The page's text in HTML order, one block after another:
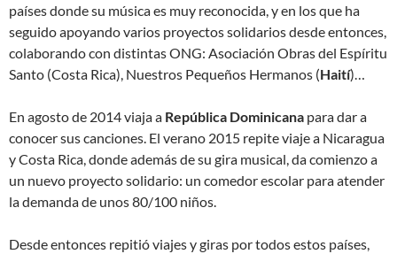
países donde su música es muy reconocida, y en los que ha
seguido apoyando varios proyectos solidarios desde entonces,
colaborando con distintas ONG: Asociación Obras del Espíritu
Santo (Costa Rica), Nuestros Pequeños Hermanos (Haití)…
En agosto de 2014 viaja a República Dominicana para dar a
conocer sus canciones. El verano 2015 repite viaje a Nicaragua
y Costa Rica, donde además de su gira musical, da comienzo a
un nuevo proyecto solidario: un comedor escolar para atender
la demanda de unos 80/100 niños.
Desde entonces repitió viajes y giras por todos estos países,